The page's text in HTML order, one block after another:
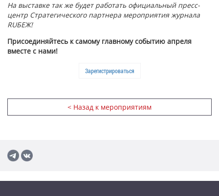
На выставке так же будет работать официальный пресс-
центр Стратегического партнера мероприятия журнала
RUБЕЖ!
Присоединяйтесь к самому главному событию апреля
вместе с нами!
Зарегистрироваться
< Назад к мероприятиям